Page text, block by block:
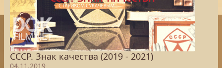
СССР. Знак качества (2019 - 2021)
04.11.2019